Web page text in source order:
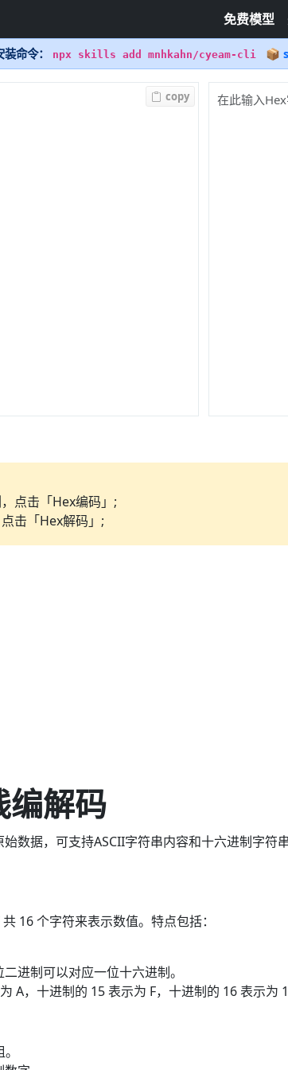
免费模型
命令： npx skills add mnhkahn/cyeam-cli 📦
copy
点击「Hex编码」;
击「Hex解码」;
编解码
数据，可支持ASCII字符串内容和十六进制字
16 个字符来表示数值。特点包括：
进制可以对应一位十六进制。
A，十进制的 15 表示为 F，十进制的 16 表示为